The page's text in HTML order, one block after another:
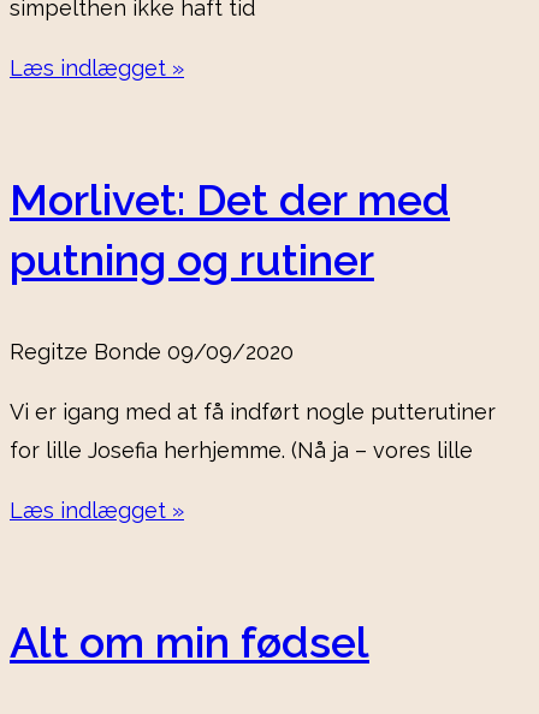
simpelthen ikke haft tid
Læs indlægget »
Morlivet: Det der med
putning og rutiner
Regitze Bonde 09/09/2020
Vi er igang med at få indført nogle putterutiner
for lille Josefia herhjemme. (Nå ja – vores lille
Læs indlægget »
Alt om min fødsel